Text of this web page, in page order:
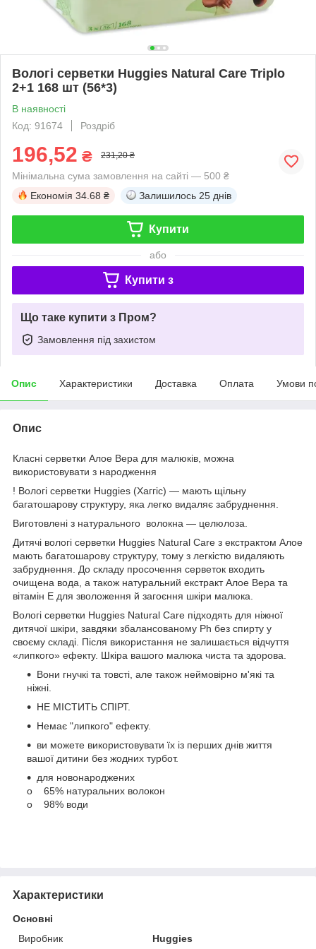
Вологі серветки Huggies Natural Care Triplo
2+1 168 шт (56*3)
В наявності
Код: 91674
Роздріб
196,52 ₴ 231,20 ₴
Мінімальна сума замовлення на сайті — 500 ₴
Економія 34.68 ₴ Залишилось 25 днів
Купити
або
Купити з
Що таке купити з Пром?
Замовлення під захистом
Опис Характеристики Доставка Оплата Умови
Опис
Класні серветки Алое Вера для малюків, можна
використовувати з народження
! Вологі серветки Huggies (Хаггіс) — мають щільну
багатошарову структуру, яка легко видаляє забруднення.
Виготовлені з натурального волокна — целюлоза.
Дитячі вологі серветки Huggies Natural Care з екстрактом Алое
мають багатошарову структуру, тому з легкістю видаляють
забруднення. До складу просочення серветок входить
очищена вода, а також натуральний екстракт Алое Вера та
вітамін Е для зволоження й загоєння шкіри малюка.
Вологі серветки Huggies Natural Care підходять для ніжної
дитячої шкіри, завдяки збалансованому Ph без спирту у
своєму складі. Після використання не залишається відчуття
«липкого» ефекту. Шкіра вашого малюка чиста та здорова.
Вони гнучкі та товсті, але також неймовірно м'які та
ніжні.
НЕ МІСТИТЬ СПІРТ.
Немає "липкого" ефекту.
ви можете використовувати їх із перших днів життя
вашої дитини без жодних турбот.
для новонароджених
o 65% натуральних волокон
o 98% води
Характеристики
Основні
Виробник
Huggies